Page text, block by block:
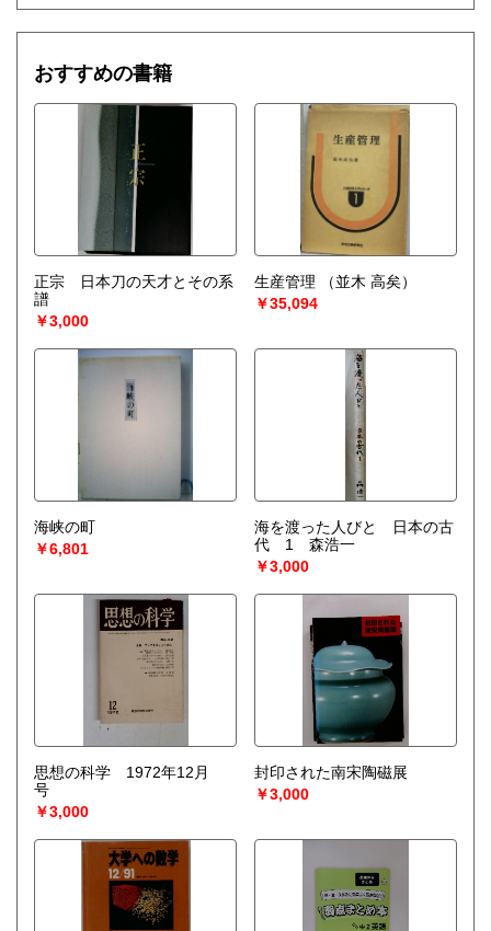
おすすめの書籍
正宗 日本刀の天才とその系
譜
￥3,000
生産管理
（並木 高矣）
￥35,094
海峡の町
￥6,801
海を渡った人びと 日本の古
代 1 森浩一
￥3,000
思想の科学 1972年12月
号
￥3,000
封印された南宋陶磁展
￥3,000